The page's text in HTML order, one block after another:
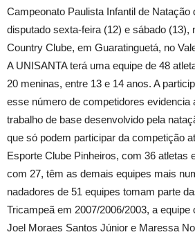
Campeonato Paulista Infantil de Natação
disputado sexta-feira (12) e sábado (13),
Country Clube, em Guaratinguetá, no
A UNISANTA terá uma equipe de 48
20 meninas, entre 13 e 14 anos. A
esse número de competidores evidencia
trabalho de base desenvolvido pela
que só podem participar da competição
Esporte Clube Pinheiros, com 36 atletas
com 27, têm as demais equipes mais
nadadores de 51 equipes tomam parte
Tricampeã em 2007/2006/2003, a equipe
Joel Moraes Santos Júnior e Maressa